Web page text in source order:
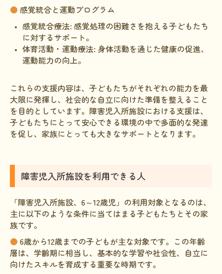
● 感覚統合と運動プログラム
感覚統合療法: 感覚処理の困難さを抱える子どもたち
に対するサポート。
体育活動・運動療法: 身体活動を通じた健康の促進、
運動能力の向上。
これらの支援内容は、子どもたちがそれぞれの能力を最
大限に発揮し、社会的な自立に向けた準備を整えること
を目的としています。障害児入所施設における支援は、
子どもたちにとって安心できる環境の中で多面的な発達
を促し、家族にとっても大きなサポートとなります。
障害児入所施設を利用できる人
「障害児入所施設、6～12歳児」の利用対象となるのは、
主に以下のような条件に当てはまる子どもたちとその家
族です。
● 6歳から12歳までの子どもが主な対象です。この年齢
層は、学齢期に相当し、基本的な学習や社会性、自立に
向けたスキルを育成する重要な時期です。